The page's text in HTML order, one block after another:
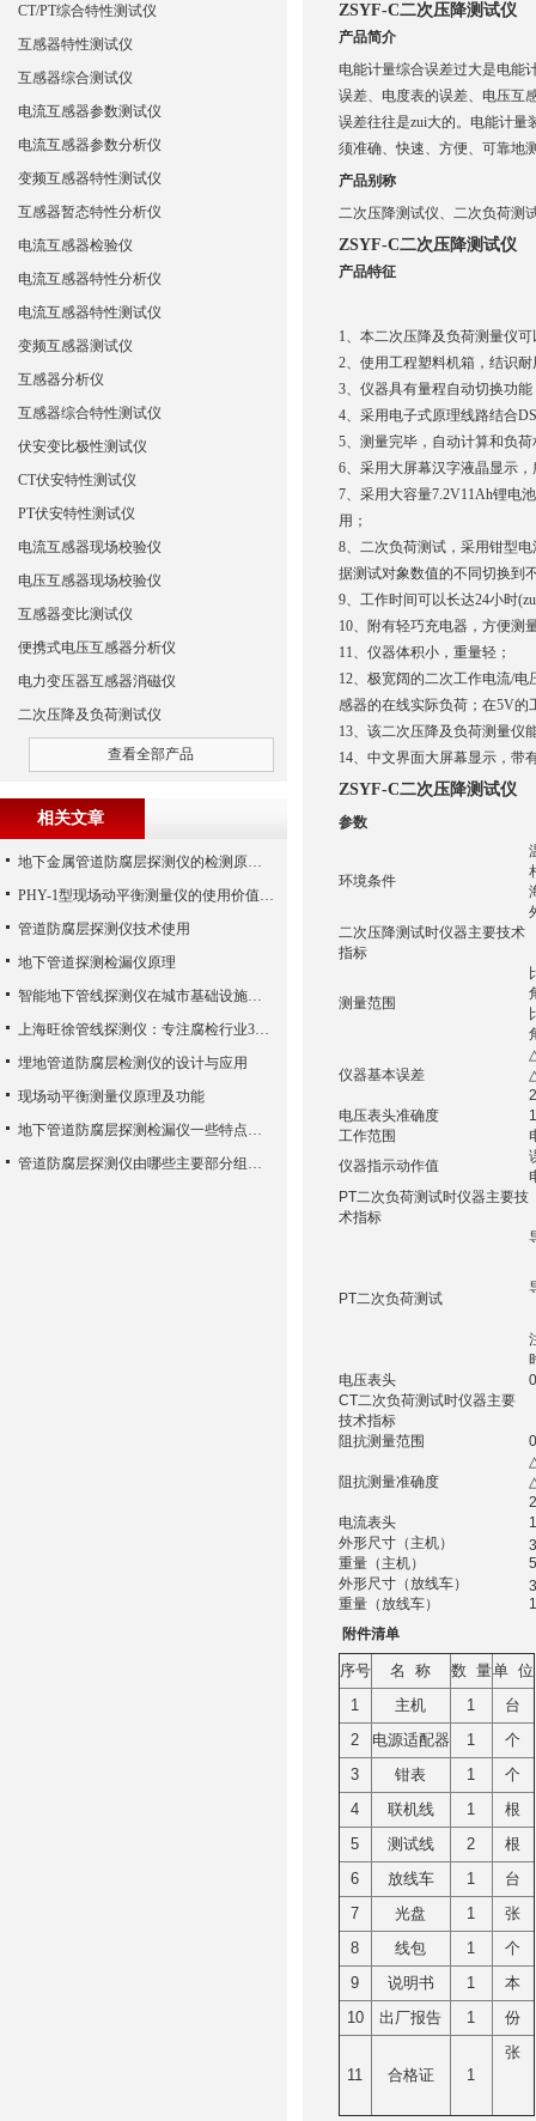
ZSYF-C二次压降测试仪
产品简介
电能计量综合误差过大是电能
误差、电度表的误差、电压互
误差往往是zui大的。电能计量
须准确、快速、方便、可靠地
产品别称
二次压降测试仪、二次负荷测
ZSYF-C二次压降测试仪
产品特征
1、本二次压降及负荷测量仪
2、使用工程塑料机箱，结识
3、仪器具有量程自动切换功
4、采用电子式原理线路结合
5、测量完毕，自动计算和负
6、采用大屏幕汉字液晶显示
7、采用大容量7.2V11Ah锂电
用；
8、二次负荷测试，采用钳型
据测试对象数值的不同切换到
9、工作时间可以长达24小时
10、附有轻巧充电器，方便测
11、仪器体积小，重量轻；
12、极宽阔的二次工作电流/
感器的在线实际负荷；在5V的
13、该二次压降及负荷测量仪
14、中文界面大屏幕显示，带
ZSYF-C二次压降测试仪
参数
环境条件
二次压降测试时仪器主要技术
指标
测量范围
仪器基本误差
电压表头准确度
工作范围
仪器指示动作值
PT二次负荷测试时仪器主要技
术指标
PT二次负荷测试
电压表头
CT二次负荷测试时仪器主要
技术指标
阻抗测量范围
阻抗测量准确度
电流表头
外形尺寸（主机）
重量（主机）
外形尺寸（放线车）
重量（放线车）
附件清单
序号 名 称 数 量单 位
1
主机 1
台
2
电源适配器 1
个
3
钳表 1
个
4
联机线 1
根
5
测试线 2
根
6
放线车 1
台
7
光盘 1
张
8
线包 1
个
9
说明书 1
本
10
出厂报告 1 份
11 合格证 1
张
CT/PT综合特性测试仪
互感器特性测试仪
互感器综合测试仪
电流互感器参数测试仪
电流互感器参数分析仪
变频互感器特性测试仪
互感器暂态特性分析仪
电流互感器检验仪
电流互感器特性分析仪
电流互感器特性测试仪
变频互感器测试仪
互感器分析仪
互感器综合特性测试仪
伏安变比极性测试仪
CT伏安特性测试仪
PT伏安特性测试仪
电流互感器现场校验仪
电压互感器现场校验仪
互感器变比测试仪
便携式电压互感器分析仪
电力变压器互感器消磁仪
二次压降及负荷测试仪
查看全部产品
相关文章
地下金属管道防腐层探测仪的检测原理及方法
PHY-1型现场动平衡测量仪的使用价值需求分析
管道防腐层探测仪技术使用
地下管道探测检漏仪原理
智能地下管线探测仪在城市基础设施中的应用
上海旺徐管线探测仪：专注腐检行业30年
埋地管道防腐层检测仪的设计与应用
现场动平衡测量仪原理及功能
地下管道防腐层探测检漏仪一些特点介绍以及组成结构
管道防腐层探测仪由哪些主要部分组成？